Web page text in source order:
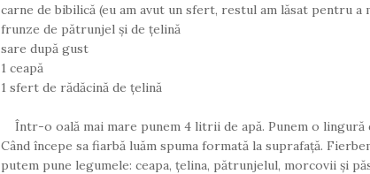
carne de bibilică (eu am avut un sfert, restul am lăsat pentru a
frunze de pătrunjel și de țelină
sare după gust
1 ceapă
1 sfert de rădăcină de țelină
Într-o oală mai mare punem 4 litrii de apă. Punem o lingură
Când începe sa fiarbă luăm spuma formată la suprafață.
putem pune legumele: ceapa, țelina, pătrunjelul, morcovii și